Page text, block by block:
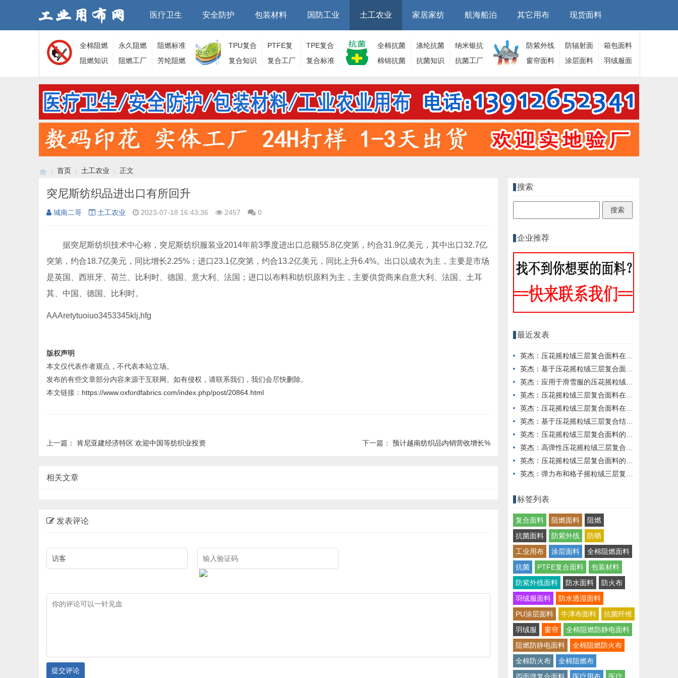
医疗卫生 安全防护 包装材料 国防工业 土工农业 家居家纺 航海船泊 其它用布 现货面料
全棉阻燃
面料
永久阻燃
面料
阻燃标准
阻燃知识
阻燃工厂
芳纶阻燃
面料
TPU复合
面料
PTFE复
合面料
TPE复合
面料
复合知识 复合工厂 复合标准
全棉抗菌
涤纶抗菌
面料
纳米银抗
菌面料
棉锦抗菌
面料
抗菌知识 抗菌工厂
防紫外线
面料
防辐射面
料
箱包面料
窗帘面料
涂层面料
羽绒服面
料
›
首页
›
土工农业
›
正文
突尼斯纺织品进出口有所回升
城南二哥 土工农业 2023-07-18 16:43:36 2457 0
据突尼斯纺织技术中心称，突尼斯纺织服装业2014年前3季度进出口总额55.8亿突第，约合31.9亿美元，其中出口32.7亿
突第，约合18.7亿美元，同比增长2.25%；进口23.1亿突第，约合13.2亿美元，同比上升6.4%。出口以成衣为主，主要是市场
是英国、西班牙、荷兰、比利时、德国、意大利、法国；进口以布料和纺织原料为主，主要供货商来自意大利、法国、土耳
其、中国、德国、比利时。
AAAretytuoiuo3453345klj,hfg
版权声明
本文仅代表作者观点，不代表本站立场。
发布的有些文章部分内容来源于互联网。如有侵权，请联系我们，我们会尽快删除。
本文链接： https://www.oxfordfabrics.com/index.php/post/20864.html
上一篇： 肯尼亚建经济特区 欢迎中国等纺织业投资 下一篇： 预计越南纺织品内销营收增长%
相关文章
发表评论
提交评论
搜索
企业推荐
最近发表
英杰：压花摇粒绒三层复合面料在冬季户外服装中的保暖性能优化研究
英杰：基于压花摇粒绒三层复合面料的高透气防风运动服饰开发
英杰：应用于滑雪服的压花摇粒绒三层复合面料抗撕裂与耐磨性提升技术
英杰：压花摇粒绒三层复合面料在户外风衣和夹克中的应用与性能
英杰：压花摇粒绒三层复合面料在户外运动服饰中的保暖与透气性能研究
英杰：基于压花摇粒绒三层复合结构的功能性家居纺织品开发与应用
英杰：压花摇粒绒三层复合面料的抗起球性与耐磨性优化技术分析
英杰：高弹性压花摇粒绒三层复合面料在冬季童装设计中的应用实践
英杰：压花摇粒绒三层复合面料的热湿舒适性与层间结合强度协同提升工艺
英杰：弹力布和格子摇粒绒三层复合面料在修身户外夹克中的弹性与保暖协同设计
标签列表
复合面料 阻燃面料
阻燃
抗菌面料
防紫外线
防晒
工业用布
涂层面料
全棉阻燃面料
抗菌
PTFE复合面料
包装材料
防紫外线面料
防水面料
防火布
羽绒服面料
防水透湿面料
PU涂层面料
牛津布面料
抗菌纤维
羽绒服
窗帘
全棉阻燃防静电面料
阻燃防静电面料
全棉阻燃防火布
全棉防火布
全棉阻燃布